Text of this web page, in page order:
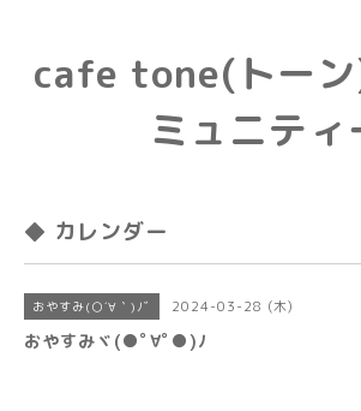
cafe tone(トーン
ミュニティ
◆ カレンダー
おやすみ(○´∀｀)ﾉﾞ 2024-03-28 (木)
おやすみヾ(●ﾟ∀ﾟ●)ﾉ